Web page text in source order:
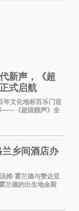
新声，《超
式启航
文化地标百乐门迎
——《超级靓声》全
新闻发布会暨启动
、嘉宾与媒体朋友
兰乡间酒店办
·霍兰德与赞达亚
兰德的出生地金斯